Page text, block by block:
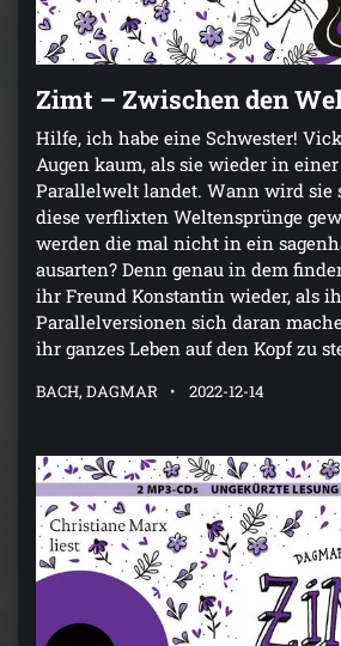
Zimt – Zwischen den
Hilfe, ich habe eine Schwester!
Augen kaum, als sie wieder in
Parallelwelt landet. Wann wird sie
diese verflixten Weltensprünge
werden die mal nicht in ein
ausarten? Denn genau in dem
ihr Freund Konstantin wieder, als
Parallelversionen sich daran
ihr ganzes Leben auf den Kopf zu
BACH, DAGMAR 2022-12-14